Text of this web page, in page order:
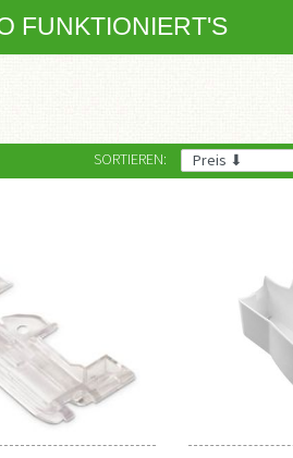
FUNKTIONIERT'S
SORTIEREN: